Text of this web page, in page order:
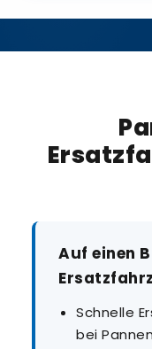
Auf einen
Schnelle
bei